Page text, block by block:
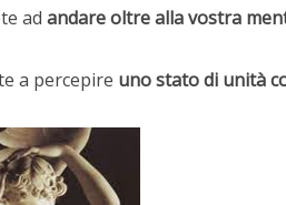
ad andare oltre alla vostra
a percepire uno stato di unità